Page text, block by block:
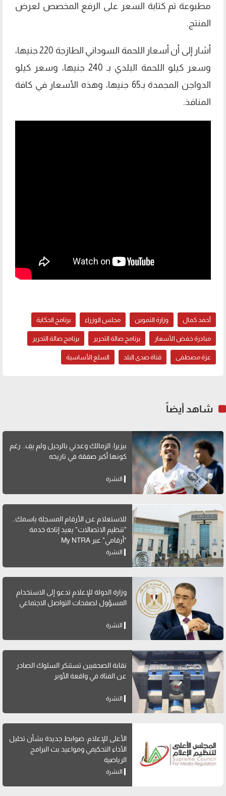
مطبوعة تم كتابة السعر على الرفع المخصص لعرض
المنتج.
أشار إلى أن أسعار اللحمة السوداني الطازجة 220 جنيها،
وسعر كيلو اللحمة البلدي بـ 240 جنيها، وسعر كيلو
الدواجن المجمدة بـ65 جنيها، وهذه الأسعار في كافة
المنافذ.
أحمد كمال وزارة التموين مجلس الوزراء برنامج الحكاية
مبادرة خفض الأسعار برنامج صالة التحرير برنامج صالة التحرير
عزة مصطفى قناة صدى البلد السلع الأساسية
شاهد أيضاً
بيزيرا: الزمالك وعدني بالرحيل ولم يفِ.. رغم
كونها أكبر صفقة في تاريخه
النشرة
للاستعلام عن الأرقام المسجلة باسمك..
"تنظيم الاتصالات" يعيد إتاحة خدمة
"أرقامي" عبر My NTRA
النشرة
وزارة الدولة للإعلام تدعو إلى الاستخدام
المسؤول لصفحات التواصل الاجتماعي
النشرة
نقابة الصحفيين تستنكر السلوك الصادر
عن الفتاة في واقعة الأوبر
النشرة
الأعلى للإعلام: ضوابط جديدة بشأن تحليل
الأداء التحكيمي ومواعيد بث البرامج
الرياضية
النشرة